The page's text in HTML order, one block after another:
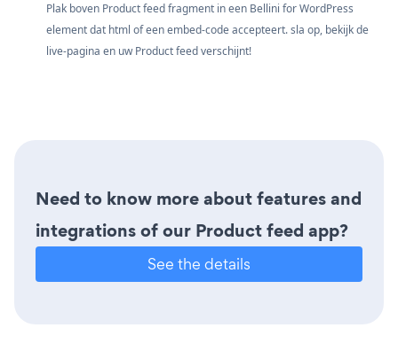
Plak boven Product feed fragment in een Bellini for WordPress
element dat html of een embed-code accepteert. sla op, bekijk de
live-pagina en uw Product feed verschijnt!
Need to know more about features and
integrations of our Product feed app?
See the details